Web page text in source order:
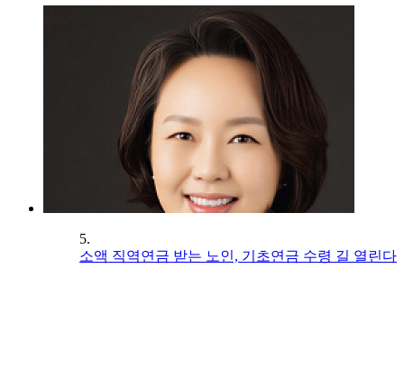
5.
소액 직역연금 받는 노인, 기초연금 수령 길 열린다